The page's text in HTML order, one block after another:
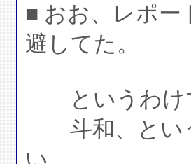
■ おお、レポー
避してた。
というわけ
斗和、とい